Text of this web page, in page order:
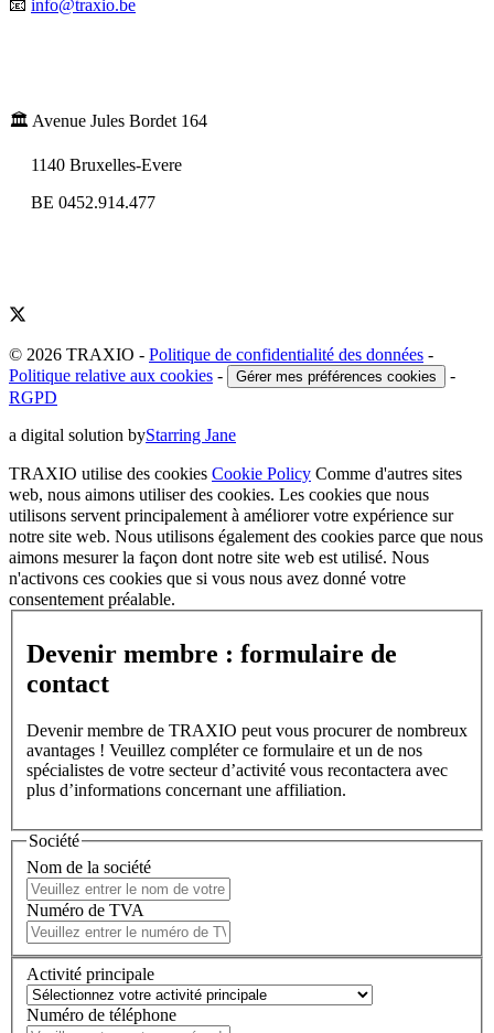
📧 info@traxio.be
🏛️ Avenue Jules Bordet 164
1140 Bruxelles-Evere
BE 0452.914.477
© 2026 TRAXIO - Politique de confidentialité des données -
Politique relative aux cookies - Gérer mes préférences cookies
-
RGPD
a digital solution byStarring Jane
TRAXIO utilise des cookies Cookie Policy Comme d'autres sites
web, nous aimons utiliser des cookies. Les cookies que nous
utilisons servent principalement à améliorer votre expérience sur
notre site web. Nous utilisons également des cookies parce que nous
aimons mesurer la façon dont notre site web est utilisé. Nous
n'activons ces cookies que si vous nous avez donné votre
consentement préalable.
Devenir membre : formulaire de
contact
Devenir membre de TRAXIO peut vous procurer de nombreux
avantages ! Veuillez compléter ce formulaire et un de nos
spécialistes de votre secteur d’activité vous recontactera avec
plus d’informations concernant une affiliation.
Société
Nom de la société
Numéro de TVA
Activité principale
Numéro de téléphone